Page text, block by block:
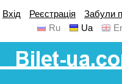
Вхід Реєстрація
Забули
Ru
Ua